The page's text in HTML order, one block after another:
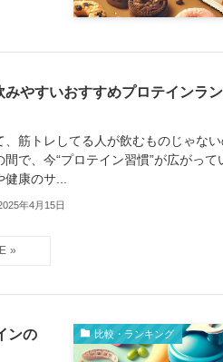
みやすいおすすめプロテインラ
、筋トレしてる人が飲むものじゃな
間で、今“プロテイン習慣”が広がって
康のサ...
年4月15日
比較・ランキング
ンの